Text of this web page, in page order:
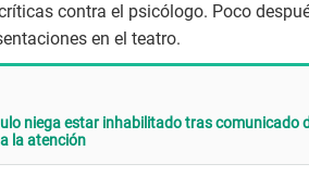
contra el psicólogo. Poco
en el teatro.
niega estar inhabilitado tras comunicado
la atención